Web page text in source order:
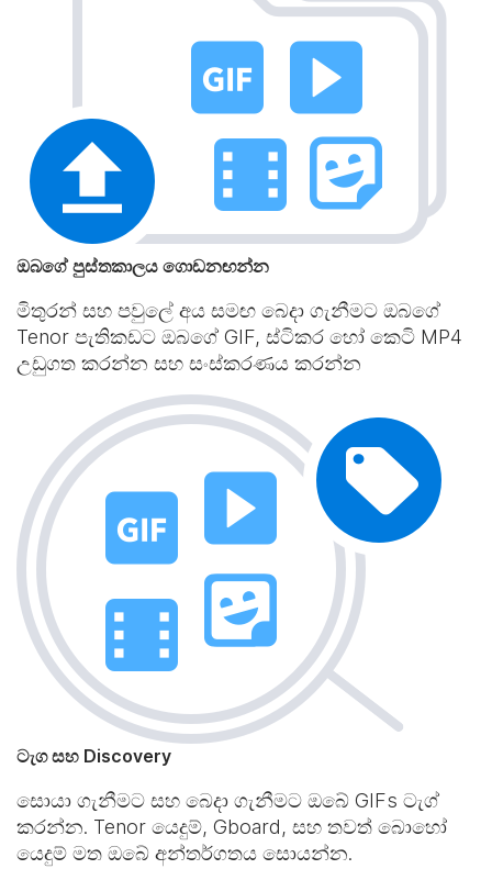
ඔබගේ පුස්තකාලය ගොඩනඟන්න
මිතුරන් සහ පවුලේ අය සමඟ බෙදා ගැනීමට ඔබගේ
Tenor පැතිකඩට ඔබගේ GIF, ස්ටිකර හෝ කෙටි MP4
උඩුගත කරන්න සහ සංස්කරණය කරන්න
ටැග සහ Discovery
සොයා ගැනීමට සහ බෙදා ගැනීමට ඔබේ GIFs ටැග්
කරන්න. Tenor යෙදුම්, Gboard, සහ තවත් බොහෝ
යෙදුම් මත ඔබේ අන්තර්ගතය සොයන්න.